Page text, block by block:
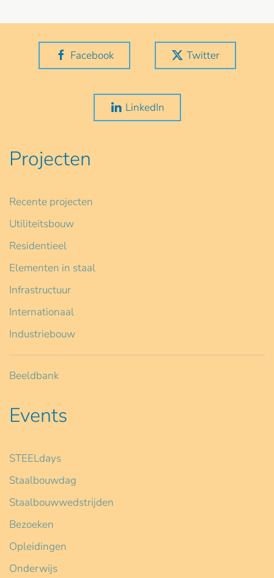
Facebook Twitter
LinkedIn
Projecten
Recente projecten
Utiliteitsbouw
Residentieel
Elementen in staal
Infrastructuur
Internationaal
Industriebouw
Beeldbank
Events
STEELdays
Staalbouwdag
Staalbouwwedstrijden
Bezoeken
Opleidingen
Onderwijs